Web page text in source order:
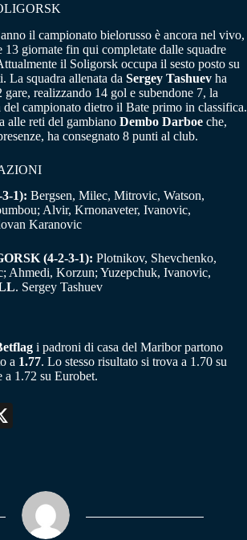
il campionato bielorusso è ancora nel vivo,
13 giornate fin qui completate dalle squadre
il Soligorsk occupa il sesto posto su
La squadra allenata da Sergey Tashuev ha
realizzando 14 gol e subendone 7, la
del campionato dietro il Bate primo in classifica.
alle reti del gambiano Dembo Darboe che,
ha consegnato 8 punti al club.
1): Bergsen, Milec, Mitrovic, Watson,
Alvir, Krnonaveter, Ivanovic,
Karanovic
(4-2-3-1): Plotnikov, Shevchenko,
Ahmedi, Korzun; Yuzepchuk, Ivanovic,
. Sergey Tashuev
i padroni di casa del Maribor partono
a 1.77. Lo stesso risultato si trova a 1.70 su
a 1.72 su Eurobet.